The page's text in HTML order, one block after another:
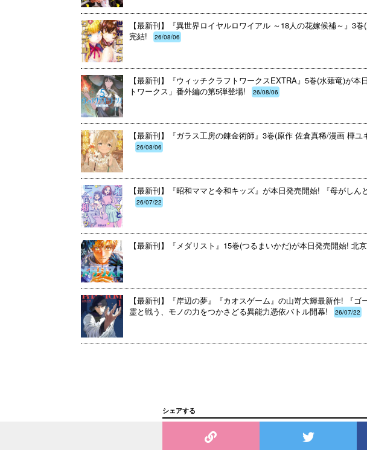
【最新刊】『異世界ロイヤルロワイアル ～18人の花嫁候補～』3
完結!
26/08/06
【最新刊】『ウィッチクラフトワークスEXTRA』5巻(水薙竜)が
トワークス」番外編の第5弾登場!
26/08/06
【最新刊】『ガラス工房の錬金術師』3巻(原作 佐倉真稀/漫画 樺
26/08/06
【最新刊】『昭和ママと令和キッズ』が本日発売開始! 『母がし
26/07/22
【最新刊】『メダリスト』15巻(つるまいかだ)が本日発売開始!
【最新刊】『岸辺の夢』『カオスゲーム』の山嵜大輝最新作! 『
霊と戦う、モノの力をつかさどる異能力憑依バトル開幕!
26/07/22
シェアする